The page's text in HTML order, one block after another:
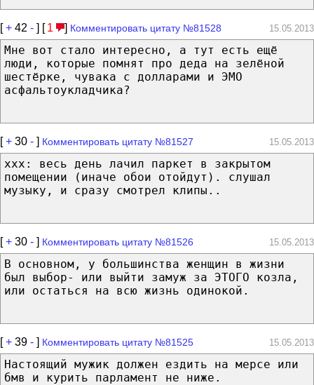
[+ 42 - ] [ 1 ] Комментировать цитату №81528 15.05.2013
Мне вот стало интересно, а тут есть ещё
люди, которые помнят про деда на зелёной
шестёрке, чувака с долларами и ЭМО
асфальтоукладчика?
[+ 30 - ] Комментировать цитату №81527 15.05.2013
ххх: весь день лачил паркет в закрытом
помещении (иначе обои отойдут). слушал
музыку, и сразу смотрел клипы..
[+ 30 - ] Комментировать цитату №81526 15.05.2013
В основном, у большинства женщин в жизни
был выбор- или выйти замуж за ЭТОГО козла,
или остаться на всю жизнь одинокой.
[+ 39 - ] Комментировать цитату №81525 15.05.2013
Hастоящий мужик должен ездить на мерсе или
бмв и курить парламент не ниже.